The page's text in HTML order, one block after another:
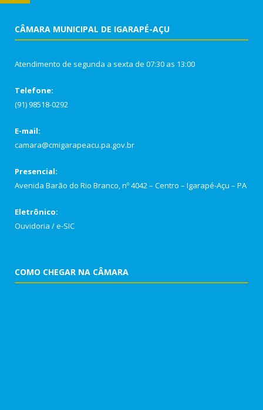
CÂMARA MUNICIPAL DE IGARAPÉ-AÇU
Atendimento de segunda a sexta de 07:30 as 13:00
Telefone:
(91) 98518-0292
E-mail:
camara@cmigarapeacu.pa.gov.br
Presencial:
Avenida Barão do Rio Branco, nº 4042 – Centro – Igarapé-Açu – PA
Eletrônico:
Ouvidoria /e-SIC
COMO CHEGAR NA CÂMARA